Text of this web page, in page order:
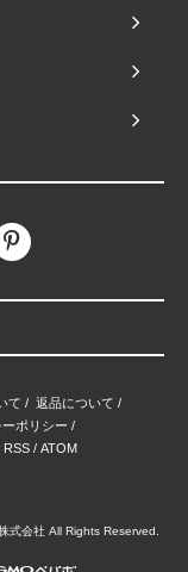
て / 返品について /
ポリシー /
RSS / ATOM
式会社 All Rights Reserved.